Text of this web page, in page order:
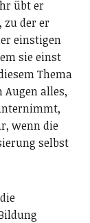
übt er
zu der er
einstigen
sie einst
Thema
Augen alles,
wenn die
selbst